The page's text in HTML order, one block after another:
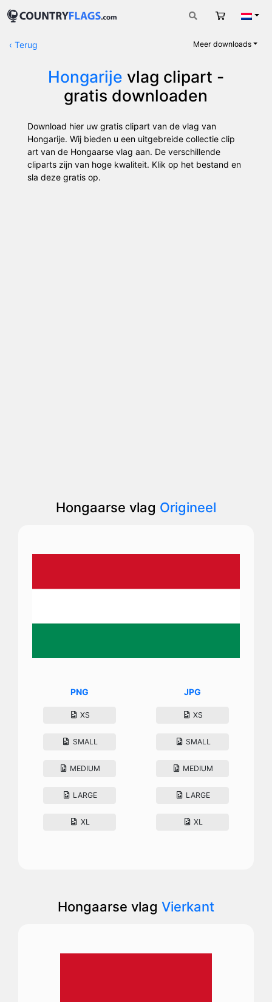
‹ Terug Meer downloads
Hongarije vlag clipart -
gratis downloaden
Download hier uw gratis clipart van de vlag van
Hongarije. Wij bieden u een uitgebreide collectie clip
art van de Hongaarse vlag aan. De verschillende
cliparts zijn van hoge kwaliteit. Klik op het bestand en
sla deze gratis op.
Hongaarse vlag Origineel
PNG
XS
SMALL
MEDIUM
LARGE
XL
JPG
XS
SMALL
MEDIUM
LARGE
XL
Hongaarse vlag Vierkant